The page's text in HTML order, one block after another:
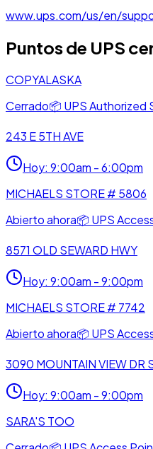
www.ups.com/us/en/
Puntos de UPS
COPYALASKA
Cerrado📦 UPS Authorized
243 E 5TH AVE
Hoy: 9:00am - 6:00pm
MICHAELS STORE # 5806
Abierto ahora📦 UPS
8571 OLD SEWARD HWY
Hoy: 9:00am - 9:00pm
MICHAELS STORE # 7742
Abierto ahora📦 UPS
3090 MOUNTAIN VIEW DR
Hoy: 9:00am - 9:00pm
SARA'S TOO